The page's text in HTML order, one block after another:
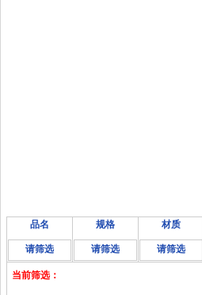
品名
请筛选
规格
请筛选
材质
请筛选
当前筛选：